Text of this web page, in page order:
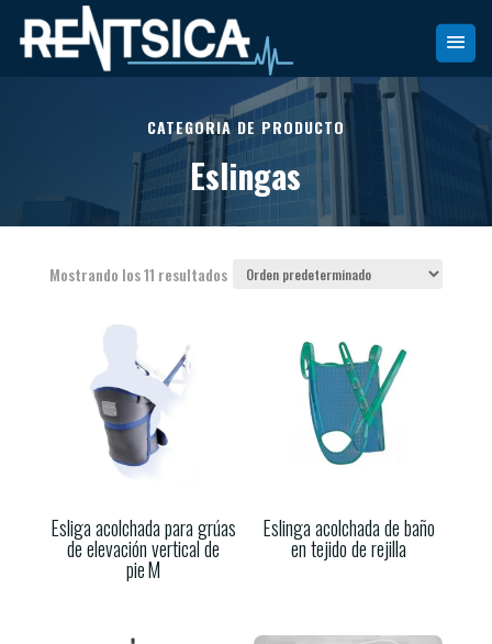
CATEGORIA DE PRODUCTO
Eslingas
Mostrando los 11 resultados
Esliga acolchada para grúas
de elevación vertical de
pie M
Eslinga acolchada de baño
en tejido de rejilla